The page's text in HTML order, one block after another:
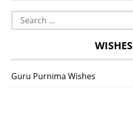
Search
for:
WISHES
Guru Purnima Wishes